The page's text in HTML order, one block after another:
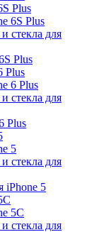
Plus
6S Plus
стекла для
Plus
Plus
6 Plus
стекла для
Plus
5
стекла для
iPhone 5
5C
стекла для